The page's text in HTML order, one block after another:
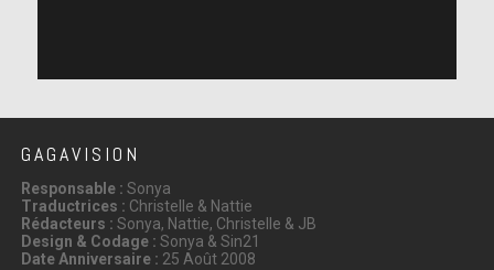
GAGAVISION
Responsable : Sonya
Traductrices : Christelle & Nattie
Rédacteurs : Sonya, Nattie, Christelle & JB
Design & Codage : Sonya & Sin21
Date Anniversaire : 25 Août 2008